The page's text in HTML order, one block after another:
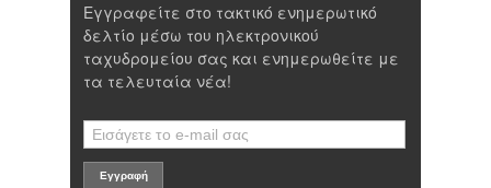
Εγγραφείτε στο τακτικό ενημερωτικό
δελτίο μέσω του ηλεκτρονικού
ταχυδρομείου σας και ενημερωθείτε με
τα τελευταία νέα!